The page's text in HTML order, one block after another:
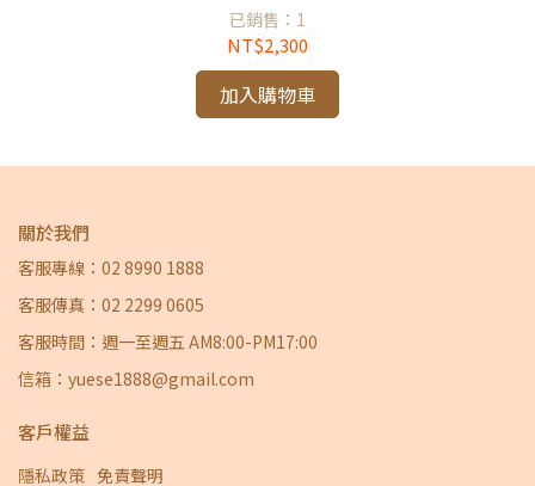
已銷售：1
NT$2,300
加入購物車
關於我們
客服專線：02 8990 1888
客服傳真：02 2299 0605
客服時間：週一至週五 AM8:00-PM17:00
信箱：yuese1888@gmail.com
客戶權益
隱私政策 免責聲明